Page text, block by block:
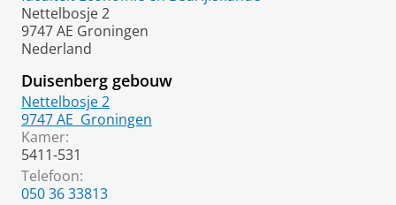
Nettelbosje 2
9747 AE Groningen
Nederland
Duisenberg gebouw
Nettelbosje 2
9747 AE Groningen
Kamer:
5411-531
Telefoon:
050 36 33813